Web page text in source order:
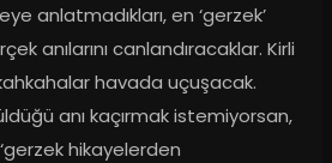
anlatmadıkları, en ‘gerzek’
anılarını canlandıracaklar. Kirli
havada uçuşacak.
anı kaçırmak istemiyorsan,
hikayelerden